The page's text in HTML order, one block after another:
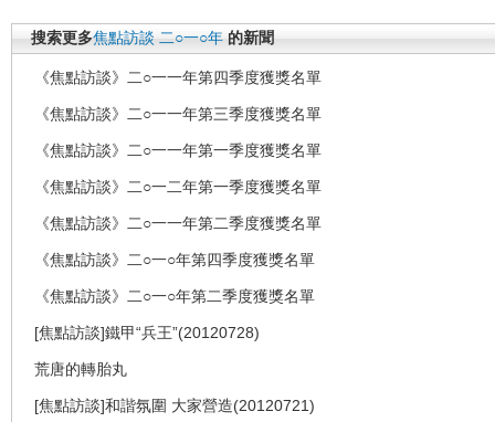
搜索更多焦點訪談 二○一○年 的新聞
《焦點訪談》二○一一年第四季度獲獎名單
《焦點訪談》二○一一年第三季度獲獎名單
《焦點訪談》二○一一年第一季度獲獎名單
《焦點訪談》二○一二年第一季度獲獎名單
《焦點訪談》二○一一年第二季度獲獎名單
《焦點訪談》二○一○年第四季度獲獎名單
《焦點訪談》二○一○年第二季度獲獎名單
[焦點訪談]鐵甲“兵王”(20120728)
荒唐的轉胎丸
[焦點訪談]和諧氛圍 大家營造(20120721)